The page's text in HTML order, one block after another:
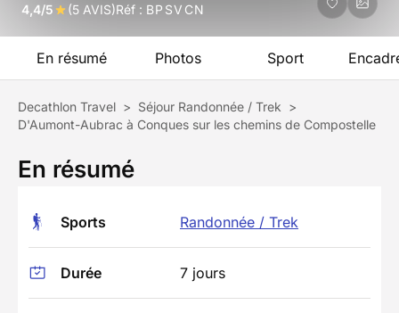
4,4/5 (5 AVIS)Réf : BPSVCN
En résumé Photos Sport
Decathlon Travel > Séjour Randonnée / Trek >
D'Aumont-Aubrac à Conques sur les chemins de Compostelle
En résumé
Sports Randonnée / Trek
Durée 7 jours